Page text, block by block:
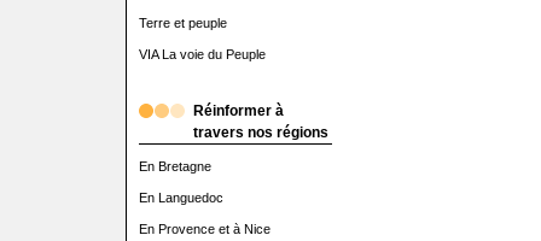
Terre et peuple
VIA La voie du Peuple
Réinformer à
travers nos régions
En Bretagne
En Languedoc
En Provence et à Nice